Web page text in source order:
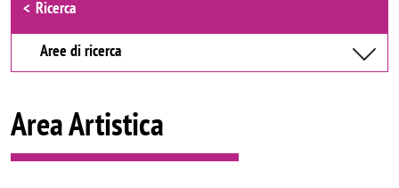
Ricerca
Aree di ricerca
Area Artistica